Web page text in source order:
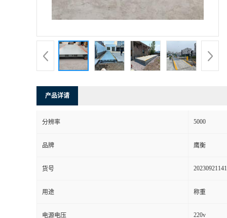
产品详请
分辨率 5000
品牌 鹰衡
货号
用途 称重
电源电压 220v